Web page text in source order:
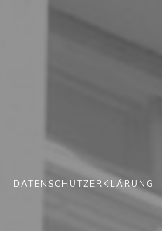
DATENSCHUTZERKLÄRUNG